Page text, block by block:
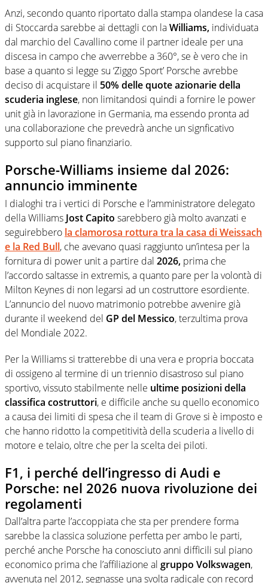
Anzi, secondo quanto riportato dalla stampa olandese la casa
di Stoccarda sarebbe ai dettagli con laWilliams, individuata
dal marchio del Cavallino come il partner ideale per una
discesa in campo che avverrebbe a 360°, se è vero che in
base a quanto si legge su ‘Ziggo Sport’ Porsche avrebbe
deciso di acquistare il 50% delle quote azionarie della
scuderia inglese, non limitandosi quindi a fornire le power
unit già in lavorazione in Germania, ma essendo pronta ad
una collaborazione che prevedrà anche un signficativo
supporto sul piano finanziario.
Porsche-Williams insieme dal 2026:
annuncio imminente
I dialoghi tra i vertici di Porsche e l’amministratore delegato
della Williams Jost Capito sarebbero già molto avanzati e
seguirebbero la clamorosa rottura tra la casa di Weissach
e la Red Bull, che avevano quasi raggiunto un’intesa per la
fornitura di power unit a partire dal 2026, prima che
l’accordo saltasse in extremis, a quanto pare per la volontà di
Milton Keynes di non legarsi ad un costruttore esordiente.
L’annuncio del nuovo matrimonio potrebbe avvenire già
durante il weekend del GP del Messico, terzultima prova
del Mondiale 2022.
Per la Williams si tratterebbe di una vera e propria boccata
di ossigeno al termine di un triennio disastroso sul piano
sportivo, vissuto stabilmente nelle ultime posizioni della
classifica costruttori, e difficile anche su quello economico
a causa dei limiti di spesa che il team di Grove si è imposto e
che hanno ridotto la competitività della scuderia a livello di
motore e telaio, oltre che per la scelta dei piloti.
F1, i perché dell’ingresso di Audi e
Porsche: nel 2026 nuova rivoluzione dei
regolamenti
Dall’altra parte l’accoppiata che sta per prendere forma
sarebbe la classica soluzione perfetta per ambo le parti,
perché anche Porsche ha conosciuto anni difficili sul piano
economico prima che l’affiliazione al gruppo Volkswagen,
avvenuta nel 2012, segnasse una svolta radicale con record